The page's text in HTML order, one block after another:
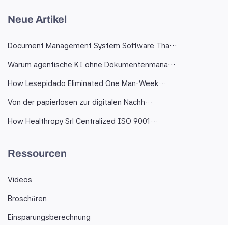
Neue Artikel
Document Management System Software Tha…
Warum agentische KI ohne Dokumentenmana…
How Lesepidado Eliminated One Man-Week…
Von der papierlosen zur digitalen Nachh…
How Healthropy Srl Centralized ISO 9001…
Ressourcen
Videos
Broschüren
Einsparungsberechnung